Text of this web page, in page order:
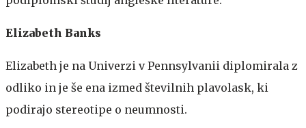
Elizabeth Banks
Elizabeth je na Univerzi v Pennsylvanii diplomirala z
odliko in je še ena izmed številnih plavolask, ki
podirajo stereotipe o neumnosti.